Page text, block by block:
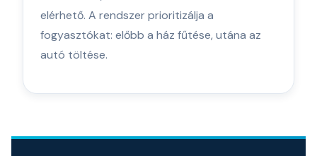
elérhető. A rendszer prioritizálja a
fogyasztókat: előbb a ház fűtése, utána az
autó töltése.